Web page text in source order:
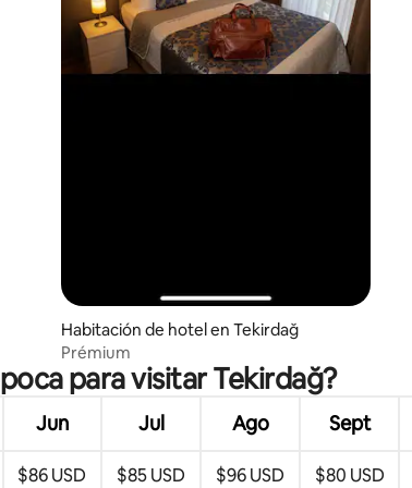
Habitación de hotel en Tekirdağ
Prémium
para visitar Tekirdağ?
Jun Jul Ago Sept
$86 USD $85 USD $96 USD $80 USD